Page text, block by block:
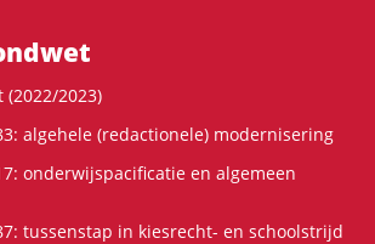
2023)
algehele (redactionele) modernisering
onderwijspacificatie en algemeen
tussenstap in kiesrecht- en schoolstrijd